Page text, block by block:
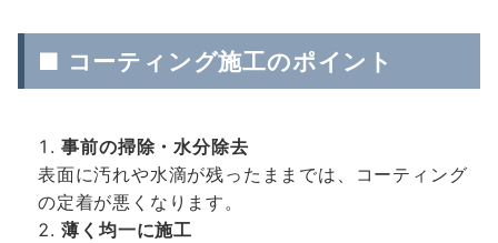
■ コーティング施工のポイント
事前の掃除・水分除去
表面に汚れや水滴が残ったままでは、コーティング
の定着が悪くなります。
薄く均一に施工